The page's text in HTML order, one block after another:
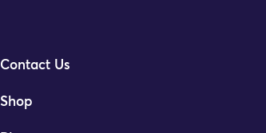
Contact Us
Shop